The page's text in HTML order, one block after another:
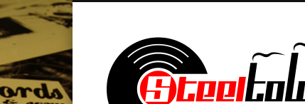
LABEL | MERCH | PRINT | DIY | FANZINE |
VimeoDribble LinkedIn